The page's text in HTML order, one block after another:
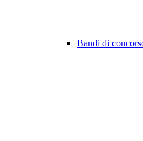
Bandi di